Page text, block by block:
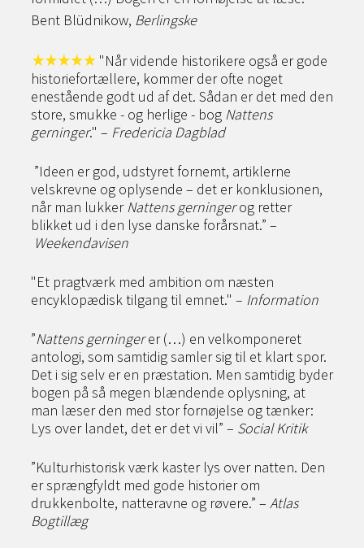
Bent Blüdnikow, Berlingske
"Når vidende historikere også er gode
historiefortællere, kommer der ofte noget
enestående godt ud af det. Sådan er det med den
store, smukke - og herlige - bog Nattens
gerninger." – Fredericia Dagblad
”Ideen er god, udstyret fornemt, artiklerne
velskrevne og oplysende – det er konklusionen,
når man lukkerNattens gerningerog retter
blikket ud i den lyse danske forårsnat.” –
Weekendavisen
"Et pragtværk med ambition om næsten
encyklopædisk tilgang til emnet." – Information
”Nattens gerningerer (…) en velkomponeret
antologi, som samtidig samler sig til et klart spor.
Det i sig selv er en præstation. Men samtidig byder
bogen på så megen blændende oplysning, at
man læser den med stor fornøjelse og tænker:
Lys over landet, det er det vi vil” – Social Kritik
”Kulturhistorisk værk kaster lys over natten. Den
er sprængfyldt med gode historier om
drukkenbolte, natteravne og røvere.” – Atlas
Bogtillæg